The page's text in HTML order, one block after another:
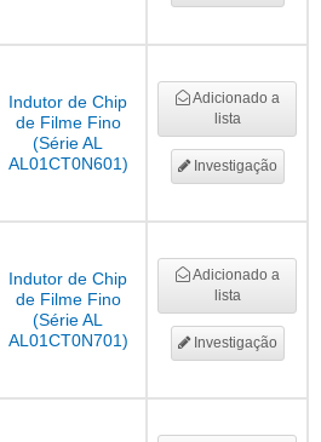
Indutor de Chip
de Filme Fino
(Série AL
AL01CT0N601)
Adicionado a
lista
Investigação
Indutor de Chip
de Filme Fino
(Série AL
AL01CT0N701)
Adicionado a
lista
Investigação